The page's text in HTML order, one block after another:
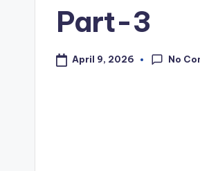
Part-3
April 9, 2026 No